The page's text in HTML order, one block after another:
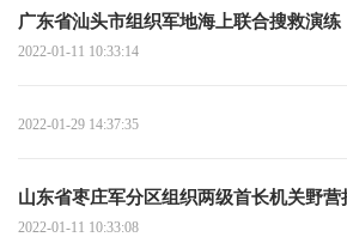
广东省汕头市组织军地海上联合搜救演练
2022-01-11 10:33:14
2022-01-29 14:37:35
山东省枣庄军分区组织两级首长机关野营
2022-01-11 10:33:08